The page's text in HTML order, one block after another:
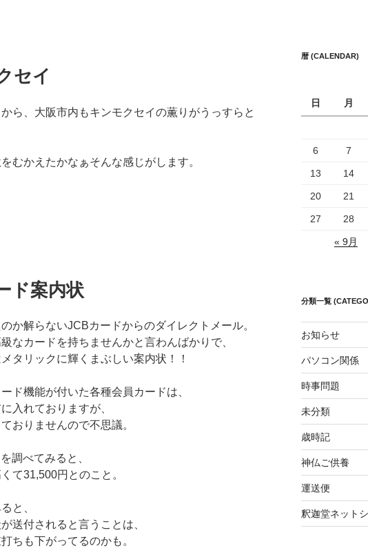
セイ
ら、大阪市内もキンモクセイの薫りがうっすらと
むかえたかなぁそんな感じがします。
ド案内状
か解らないJCBカードからのダイレクトメール。
なカードを持ちませんかと言わんばかりで、
タリックに輝くまぶしい案内状！！
ド機能が付いた各種会員カードは、
入れておりますが、
おりませんので不思議。
調べてみると、
て31,500円とのこと。
と、
送付されると言うことは、
ちも下がってるのかも。
暦 (CALENDAR)
日
月
6 7
13 14
20 21
27 28
« 9月
分類一覧
お知らせ
パソコン関係
時事問題
未分類
歳時記
神仏ご供養
運送便
釈迦堂ネット